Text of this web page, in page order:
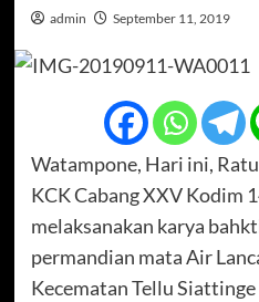
admin September 11, 2019
Watampone, Hari ini,
KCK Cabang XXV Kodim
melaksanakan karya
permandian mata Air
Kecematan Tellu